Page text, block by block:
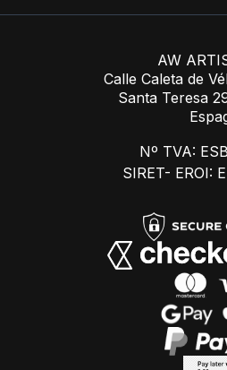
AW
Calle Caleta de
Santa Teresa
Nº TVA:
SIRET- EROI: